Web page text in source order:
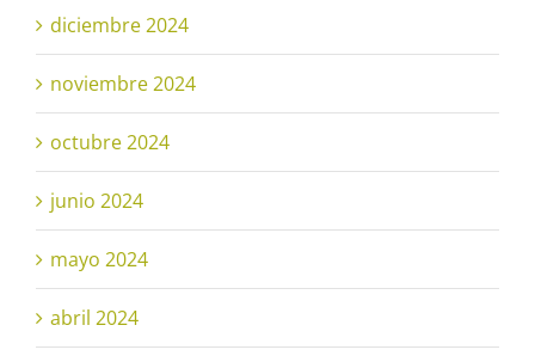
diciembre 2024
noviembre 2024
octubre 2024
junio 2024
mayo 2024
abril 2024